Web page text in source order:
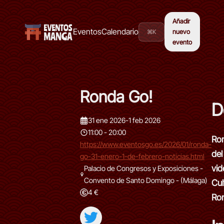
EventosCalendario ⌘K
Añadir
nuevo
evento
Ronda Go!
31 ene 2026-1 feb 2026
11:00 - 20:00
https://www.eventosgo.es/2026/01/ronda-
go-31-enero-1-de-febrero-noticias.html
Palacio de Congresos y Exposiciones -
Convento de Santo Domingo - (Málaga)
4 €